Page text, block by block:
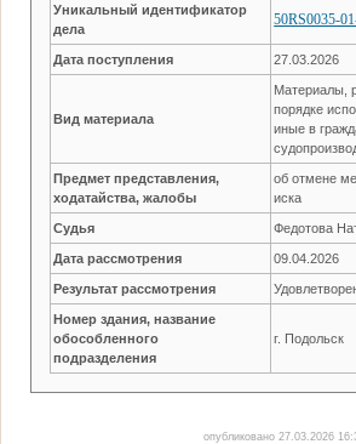
Уникальный идентификатор
дела
50RS0035-
Дата поступления 27.03.2026
Вид материала
Материалы,
порядке
иные в
Предмет представления,
ходатайства, жалобы
об отмене
иска
Судья Федотова
Дата рассмотрения 09.04.2026
Результат рассмотрения
Номер здания, название
обособленного
подразделения
г. Подольск
опубликовано 27.03.2026